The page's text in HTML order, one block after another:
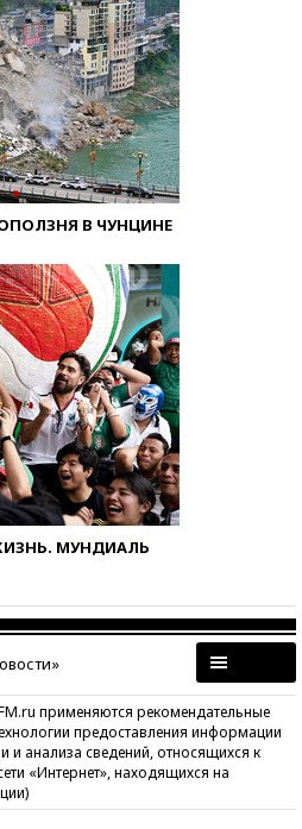
В ЧУНЦИНЕ
МУНДИАЛЬ
применяются рекомендательные
предоставления информации
и анализа сведений, относящихся к
«Интернет», находящихся на